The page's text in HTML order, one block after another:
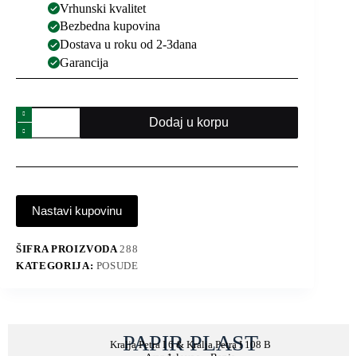
Vrhunski kvalitet
Bezbedna kupovina
Dostava u roku od 2-3dana
Garancija
Dodaj u korpu
Nastavi kupovinu
ŠIFRA PROIZVODA288
KATEGORIJA: POSUDE
PAPIR PLAST
Kralja Petra I 6 & Kralja Petra I 108 B